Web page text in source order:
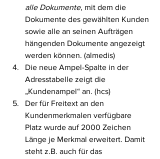
alle Dokumente, mit dem die
Dokumente des gewählten Kunden
sowie alle an seinen Aufträgen
hängenden Dokumente angezeigt
werden können. (almedis)
Die neue Ampel-Spalte in der
Adresstabelle zeigt die
„Kundenampel“ an. (hcs)
Der für Freitext an den
Kundenmerkmalen verfügbare
Platz wurde auf 2000 Zeichen
Länge je Merkmal erweitert. Damit
steht z.B. auch für das